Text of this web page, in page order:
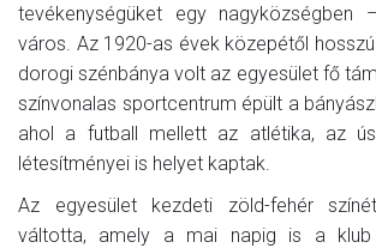
tevékenységüket egy
város. Az 1920-as évek közepétől
dorogi szénbánya volt az egyesület fő
színvonalas sportcentrum épült a
ahol a futball mellett az atlétika, az
létesítményei is helyet kaptak.
Az egyesület kezdeti zöld-fehér
váltotta, amely a mai napig is a klub